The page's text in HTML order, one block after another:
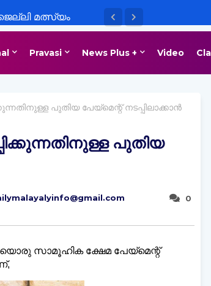
മത്സ്യം
Pravasi News Plus + Video
പുതിയ പേയ്‌മെന്റ് നടപ്പിലാക്കാൻ
പുതിയ
0
സാമൂഹിക ക്ഷേമ പേയ്‌മെന്റ്